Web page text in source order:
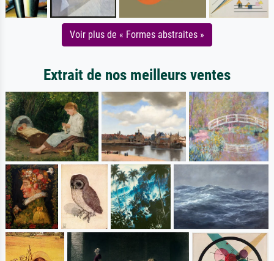
Voir plus de « Formes abstraites »
Extrait de nos meilleurs ventes